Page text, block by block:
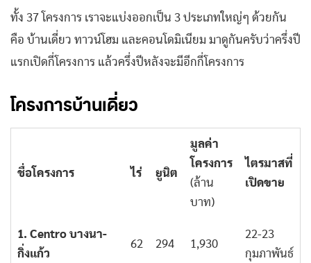
ทั้ง 37 โครงการ เราจะแบ่งออกเป็น 3 ประเภทใหญ่ๆ ด้วยกัน
คือ บ้านเดี่ยว ทาวน์โฮม และคอนโดมิเนียม มาดูกันครับว่าครึ่งปี
แรกเปิดกี่โครงการ แล้วครึ่งปีหลังจะมีอีกกี่โครงการ
โครงการบ้านเดี่ยว
ชื่อโครงการ ไร่ ยูนิต
มูลค่า
โครงการ
(ล้าน
บาท)
ไตรมาสที่
เปิดขาย
1. Centro บางนา-
กิ่งแก้ว
62 294 1,930
22-23
กุมภาพันธ์